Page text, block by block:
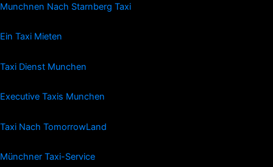
Munchnen Nach Starnberg Taxi
Ein Taxi Mieten
Taxi Dienst Munchen
Executive Taxis Munchen
Taxi Nach TomorrowLand
Münchner Taxi-Service